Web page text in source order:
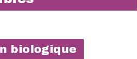
biologique